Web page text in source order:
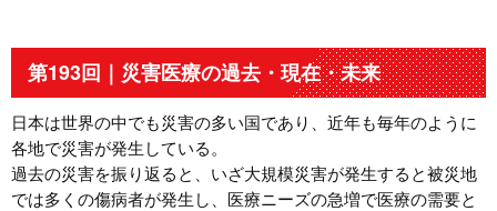
第193回｜災害医療の過去・現在・未来
日本は世界の中でも災害の多い国であり、近年も毎年のように
各地で災害が発生している。
過去の災害を振り返ると、いざ大規模災害が発生すると被災地
では多くの傷病者が発生し、医療ニーズの急増で医療の需要と